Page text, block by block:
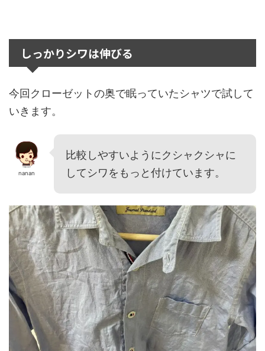
しっかりシワは伸びる
今回クローゼットの奥で眠っていたシャツで試して
いきます。
nanan
比較しやすいようにクシャクシャに
してシワをもっと付けています。